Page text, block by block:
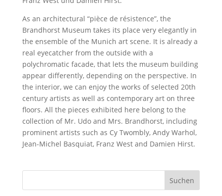
As an architectural “pièce de résistence”, the
Brandhorst Museum takes its place very elegantly in
the ensemble of the Munich art scene. It is already a
real eyecatcher from the outside with a
polychromatic facade, that lets the museum building
appear differently, depending on the perspective. In
the interior, we can enjoy the works of selected 20th
century artists as well as contemporary art on three
floors. All the pieces exhibited here belong to the
collection of Mr. Udo and Mrs. Brandhorst, including
prominent artists such as Cy Twombly, Andy Warhol,
Jean-Michel Basquiat, Franz West and Damien Hirst.